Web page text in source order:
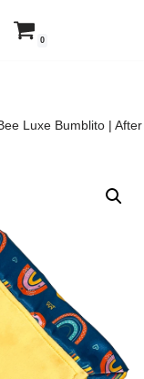
0
Luxe Bumblito |